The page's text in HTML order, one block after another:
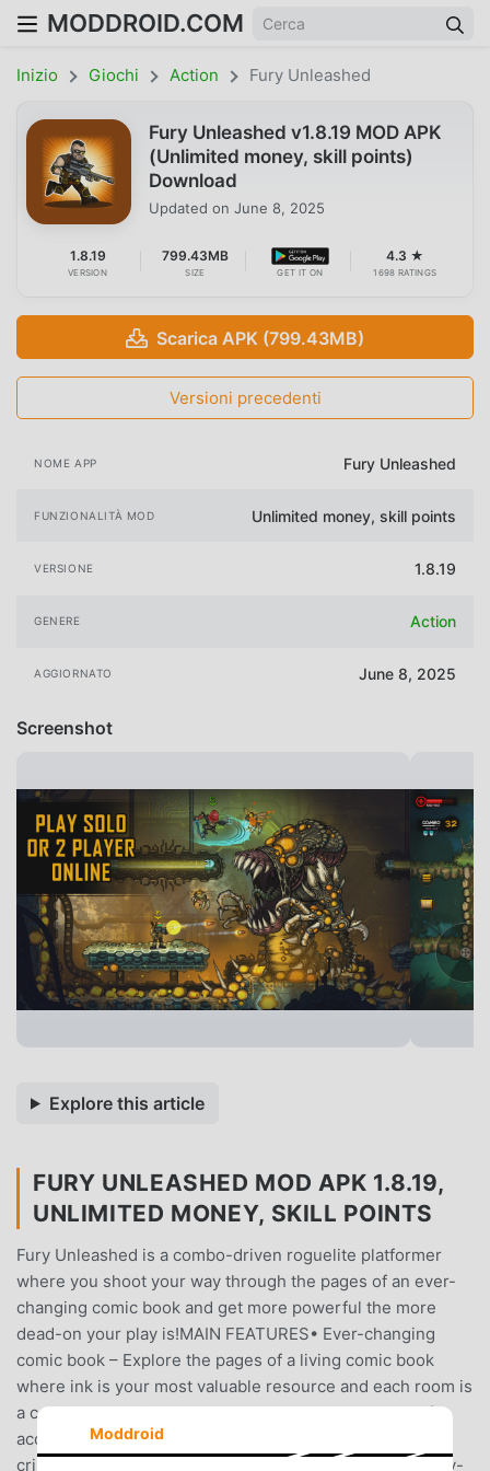
MODDROID.COM
Inizio Giochi Action Fury Unleashed
Fury Unleashed v1.8.19 MOD APK
(Unlimited money, skill points)
Download
Updated on June 8, 2025
1.8.19
VERSION
799.43MB
SIZE GET IT ON
4.3 ★
1698 RATINGS
Scarica APK (799.43MB)
Versioni precedenti
NOME APP Fury Unleashed
FUNZIONALITÀ MOD Unlimited money, skill points
VERSIONE 1.8.19
GENERE Action
AGGIORNATO June 8, 2025
Screenshot
Explore this article
FURY UNLEASHED MOD APK 1.8.19,
UNLIMITED MONEY, SKILL POINTS
Fury Unleashed is a combo-driven roguelite platformer
where you shoot your way through the pages of an ever-
changing comic book and get more powerful the more
dead-on your play is!MAIN FEATURES• Ever-changing
comic book – Explore the pages of a living comic book
where ink is your most valuable resource and each room is
a comic panel. Find out why John Kowalsky, creator of
acclaimed Fury Unleashed series, is having a creativity
crisis and see if you can help him deal with it.• Gameplay-
Moddroid